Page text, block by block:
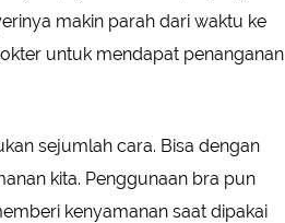
makin parah dari waktu ke
untuk mendapat penanganan
sejumlah cara. Bisa dengan
kita. Penggunaan bra pun
kenyamanan saat dipakai